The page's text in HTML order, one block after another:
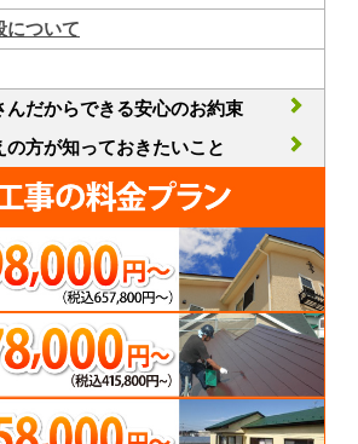
について
んだからできる安心のお約束
方が知っておきたいこと